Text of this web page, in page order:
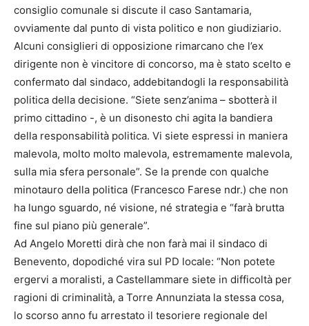
consiglio comunale si discute il caso Santamaria,
ovviamente dal punto di vista politico e non giudiziario.
Alcuni consiglieri di opposizione rimarcano che l’ex
dirigente non è vincitore di concorso, ma è stato scelto e
confermato dal sindaco, addebitandogli la responsabilità
politica della decisione. “Siete senz’anima – sbotterà il
primo cittadino -, è un disonesto chi agita la bandiera
della responsabilità politica. Vi siete espressi in maniera
malevola, molto molto malevola, estremamente malevola,
sulla mia sfera personale”. Se la prende con qualche
minotauro della politica (Francesco Farese ndr.) che non
ha lungo sguardo, né visione, né strategia e “farà brutta
fine sul piano più generale”.
Ad Angelo Moretti dirà che non farà mai il sindaco di
Benevento, dopodiché vira sul PD locale: “Non potete
ergervi a moralisti, a Castellammare siete in difficoltà per
ragioni di criminalità, a Torre Annunziata la stessa cosa,
lo scorso anno fu arrestato il tesoriere regionale del